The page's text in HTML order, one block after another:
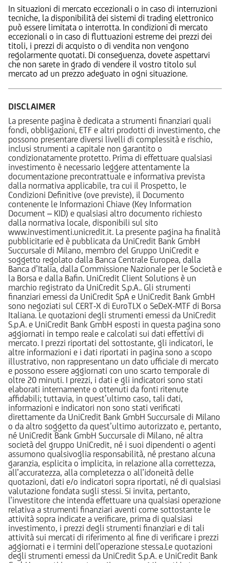
In situazioni di mercato eccezionali o in caso di interruzioni
tecniche, la disponibilità dei sistemi di trading elettronico
può essere limitata o interrotta. In condizioni di mercato
eccezionali o in caso di fluttuazioni estreme dei prezzi dei
titoli, i prezzi di acquisto o di vendita non vengono
regolarmente quotati. Di conseguenza, dovete aspettarvi
che non sarete in grado di vendere il vostro titolo sul
mercato ad un prezzo adeguato in ogni situazione.
DISCLAIMER
La presente pagina è dedicata a strumenti finanziari quali
fondi, obbligazioni, ETF e altri prodotti di investimento, che
possono presentare diversi livelli di complessità e rischio,
inclusi strumenti a capitale non garantito o
condizionatamente protetto. Prima di effettuare qualsiasi
investimento è necessario leggere attentamente la
documentazione precontrattuale e informativa prevista
dalla normativa applicabile, tra cui il Prospetto, le
Condizioni Definitive (ove previste), il Documento
contenente le Informazioni Chiave (Key Information
Document – KID) e qualsiasi altro documento richiesto
dalla normativa locale, disponibili sul sito
www.investimenti.unicredit.it. La presente pagina ha finalità
pubblicitarie ed è pubblicata da UniCredit Bank GmbH
Succursale di Milano, membro del Gruppo UniCredit e
soggetto regolato dalla Banca Centrale Europea, dalla
Banca d’Italia, dalla Commissione Nazionale per le Società e
la Borsa e dalla Bafin. UniCredit Client Solutions è un
marchio registrato da UniCredit S.p.A.. Gli strumenti
finanziari emessi da UniCredit SpA e UniCredit Bank GmbH
sono negoziati sul CERT-X di EuroTLX o SeDeX-MTF di Borsa
Italiana. Le quotazioni degli strumenti emessi da UniCredit
S.p.A. e UniCredit Bank GmbH esposti in questa pagina sono
aggiornati in tempo reale e calcolati sui dati effettivi di
mercato. I prezzi riportati del sottostante, gli indicatori, le
altre informazioni e i dati riportati in pagina sono a scopo
illustrativo, non rappresentano un dato ufficiale di mercato
e possono essere aggiornati con uno scarto temporale di
oltre 20 minuti. I prezzi, i dati e gli indicatori sono stati
elaborati internamente o ottenuti da fonti ritenute
affidabili; tuttavia, in quest’ultimo caso, tali dati,
informazioni e indicatori non sono stati verificati
direttamente da UniCredit Bank GmbH Succursale di Milano
o da altro soggetto da quest’ultimo autorizzato e, pertanto,
né UniCredit Bank GmbH Succursale di Milano, né altra
società del gruppo UniCredit, né i suoi dipendenti o agenti
assumono qualsivoglia responsabilità, né prestano alcuna
garanzia, esplicita o implicita, in relazione alla correttezza,
all’accuratezza, alla completezza o all’idoneità delle
quotazioni, dati e/o indicatori sopra riportati, né di qualsiasi
valutazione fondata sugli stessi. Si invita, pertanto,
l’investitore che intenda effettuare una qualsiasi operazione
relativa a strumenti finanziari aventi come sottostante le
attività sopra indicate a verificare, prima di qualsiasi
investimento, i prezzi degli strumenti finanziari e di tali
attività sui mercati di riferimento al fine di verificare i prezzi
aggiornati e i termini dell’operazione stessa.Le quotazioni
degli strumenti emessi da UniCredit S.p.A. e UniCredit Bank